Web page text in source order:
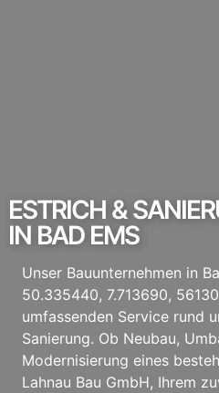
ESTRICH &
IN BAD EMS
Unser Bauunternehmen in
50.335440, 7.713690,
umfassenden Service rund
Sanierung. Ob Neubau,
Modernisierung eines
Lahnau Bau GmbH, Ihrem